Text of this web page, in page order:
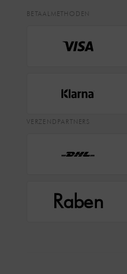
BETAALMETHODEN
VERZENDPARTNERS
Raben